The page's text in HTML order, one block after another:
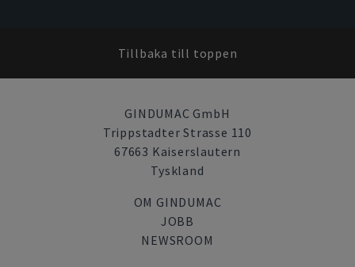
Tillbaka till toppen
GINDUMAC GmbH
Trippstadter Strasse 110
67663 Kaiserslautern
Tyskland
OM GINDUMAC
JOBB
NEWSROOM